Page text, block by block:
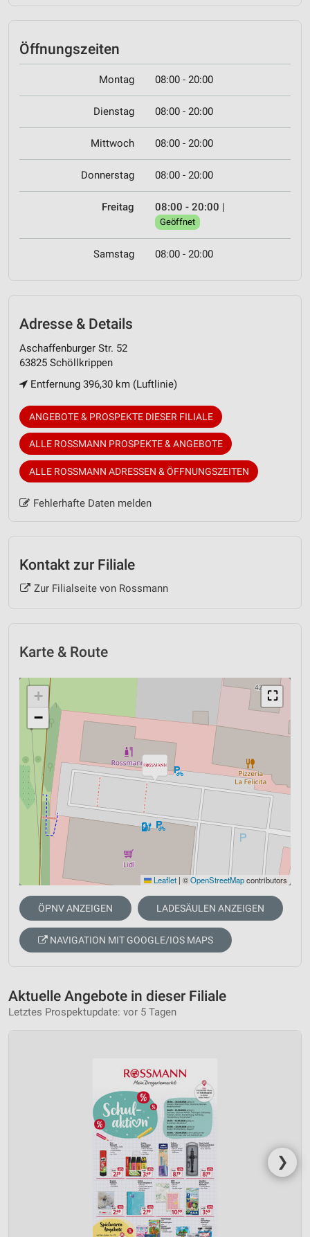
Öffnungszeiten
Montag 08:00 - 20:00
Dienstag 08:00 - 20:00
Mittwoch 08:00 - 20:00
Donnerstag 08:00 - 20:00
Freitag 08:00 - 20:00 |
Geöffnet
Samstag 08:00 - 20:00
Adresse & Details
Aschaffenburger Str. 52
63825 Schöllkrippen
Entfernung 396,30 km (Luftlinie)
ANGEBOTE & PROSPEKTE DIESER FILIALE
ALLE ROSSMANN PROSPEKTE & ANGEBOTE
ALLE ROSSMANN ADRESSEN & ÖFFNUNGSZEITEN
Fehlerhafte Daten melden
Kontakt zur Filiale
Zur Filialseite von Rossmann
Karte & Route
⛶
+
−
Leaflet | ©OpenStreetMapcontributors
ÖPNV ANZEIGEN LADESÄULEN ANZEIGEN
NAVIGATION MIT GOOGLE/IOS MAPS
Aktuelle Angebote in dieser Filiale
Letztes Prospektupdate: vor 5 Tagen
❯